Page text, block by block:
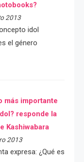
2013
idol
el género
más importante
responde la
Kashiwabara
2013
expresa: ¿Qué es